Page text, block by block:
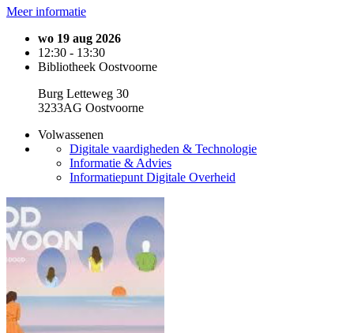
Meer informatie
wo 19 aug 2026
12:30 - 13:30
Bibliotheek Oostvoorne
Burg Letteweg 30
3233AG Oostvoorne
Volwassenen
Digitale vaardigheden & Technologie
Informatie & Advies
Informatiepunt Digitale Overheid